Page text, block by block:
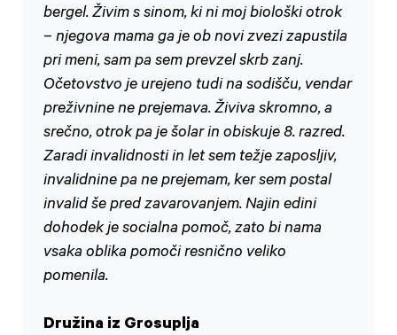
bergel. Živim s sinom, ki ni moj biološki otrok
– njegova mama ga je ob novi zvezi zapustila
pri meni, sam pa sem prevzel skrb zanj.
Očetovstvo je urejeno tudi na sodišču, vendar
preživnine ne prejemava. Živiva skromno, a
srečno, otrok pa je šolar in obiskuje 8. razred.
Zaradi invalidnosti in let sem težje zaposljiv,
invalidnine pa ne prejemam, ker sem postal
invalid še pred zavarovanjem. Najin edini
dohodek je socialna pomoč, zato bi nama
vsaka oblika pomoči resnično veliko
pomenila.
Družina iz Grosuplja